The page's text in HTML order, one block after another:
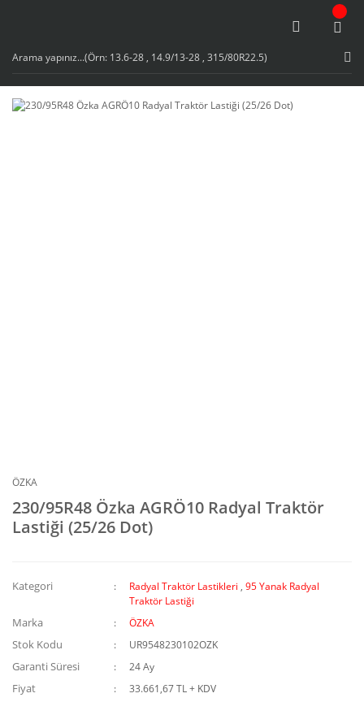
ÖZKA
230/95R48 Özka AGRÖ10 Radyal Traktör
Lastiği (25/26 Dot)
Kategori Radyal Traktör Lastikleri ,95 Yanak Radyal
Traktör Lastiği
Marka ÖZKA
Stok Kodu UR9548230102OZK
Garanti Süresi 24 Ay
Fiyat
33.661,67 TL + KDV